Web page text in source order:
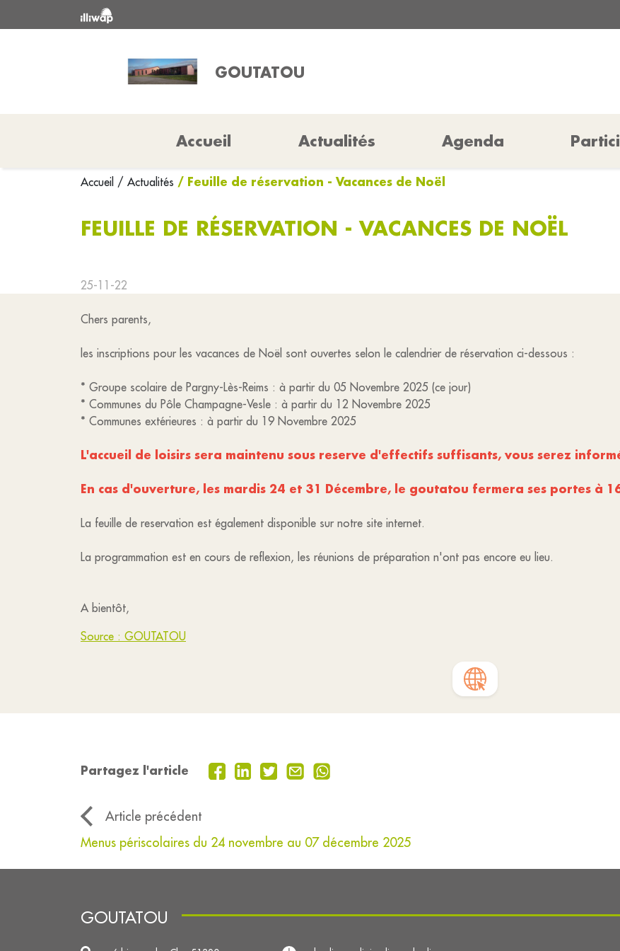
GOUTATOU
Accueil Actualités Agenda
Accueil / Actualités / Feuille de réservation - Vacances de Noël
FEUILLE DE RÉSERVATION - VACANCES DE NOËL
25-11-22
Chers parents,
les inscriptions pour les vacances de Noël sont ouvertes selon le calendrier de réservation ci-dessous :
* Groupe scolaire de Pargny-Lès-Reims : à partir du 05 Novembre 2025 (ce jour)
* Communes du Pôle Champagne-Vesle : à partir du 12 Novembre 2025
* Communes extérieures : à partir du 19 Novembre 2025
L'accueil de loisirs sera maintenu sous reserve d'effectifs suffisants, vous serez
En cas d'ouverture, les mardis 24 et 31 Décembre, le goutatou fermera ses portes à
La feuille de reservation est également disponible sur notre site internet.
La programmation est en cours de reflexion, les réunions de préparation n'ont pas encore eu lieu.
A bientôt,
Source : GOUTATOU
Partagez l'article
Article précédent
Menus périscolaires du 24 novembre au 07 décembre 2025
GOUTATOU